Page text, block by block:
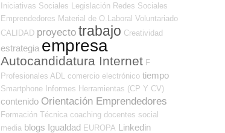
Iniciativas Sociales
Legislación Redes Sociales
Emprendedores Material de O.Laboral Voluntariado
CALIDAD proyecto trabajo Creatividad
estrategia empresa
Autocandidatura Internet F
Profesionales ADL
comercio electrónico tiempo
Smartphone Informes Herramientas (CP Y CV)
contenido Orientación Emprendedores
Formación Técnica coaching docentes social
media blogs Igualdad EUROPA Linkedin